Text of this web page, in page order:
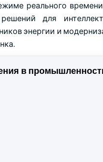
реального
для
энергии и
в